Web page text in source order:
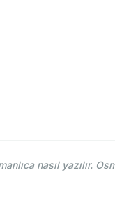
nasıl yazılır.